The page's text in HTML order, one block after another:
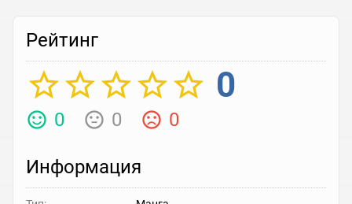
Рейтинг
0
0 0 0
Информация